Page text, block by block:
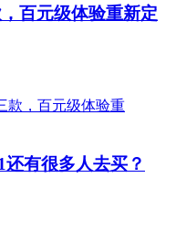
百元级体验重新定
还有很多人去买？